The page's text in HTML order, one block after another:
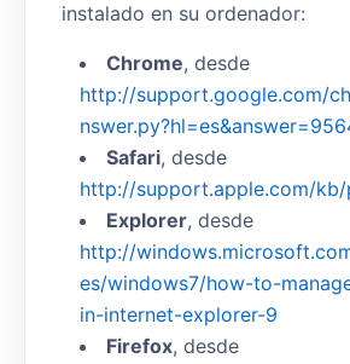
instalado en su ordenador:
Chrome, desde
http://support.google.com/
Safari, desde
http://support.apple.com/
Explorer, desde
http://
es/windows7/how-to-
in-internet-explorer-9
Firefox, desde